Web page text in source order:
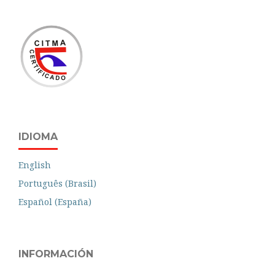
IDIOMA
English
Português (Brasil)
Español (España)
INFORMACIÓN